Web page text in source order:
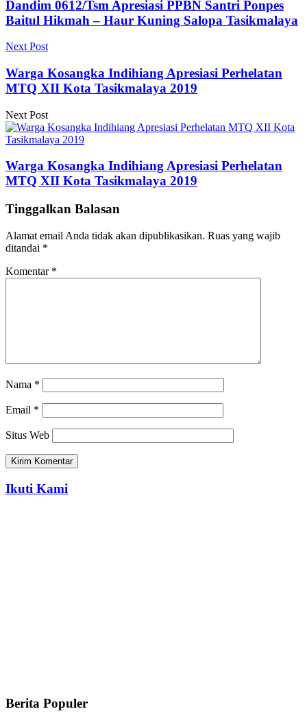
Dandim 0612/Tsm Apresiasi PPBN Santri Ponpes
Baitul Hikmah – Haur Kuning Salopa Tasikmalaya
Next Post
Warga Kosangka Indihiang Apresiasi Perhelatan
MTQ XII Kota Tasikmalaya 2019
Next Post
Warga Kosangka Indihiang Apresiasi Perhelatan
MTQ XII Kota Tasikmalaya 2019
Tinggalkan Balasan
Alamat email Anda tidak akan dipublikasikan. Ruas yang wajib
ditandai *
Komentar *
Nama *
Email *
Situs Web
Ikuti Kami
Berita Populer